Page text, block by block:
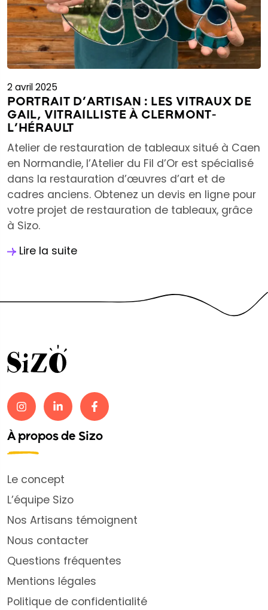
2 avril 2025
PORTRAIT D’ARTISAN : LES VITRAUX DE
GAIL, VITRAILLISTE À CLERMONT-
L’HÉRAULT
Atelier de restauration de tableaux situé à Caen
en Normandie, l’Atelier du Fil d’Or est spécialisé
dans la restauration d’œuvres d’art et de
cadres anciens. Obtenez un devis en ligne pour
votre projet de restauration de tableaux, grâce
à Sizo.
Lire la suite
À propos de Sizo
Le concept
L’équipe Sizo
Nos Artisans témoignent
Nous contacter
Questions fréquentes
Mentions légales
Politique de confidentialité